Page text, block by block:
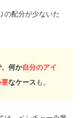
の配分が少ないた
何か自分のアイ
なケースも。